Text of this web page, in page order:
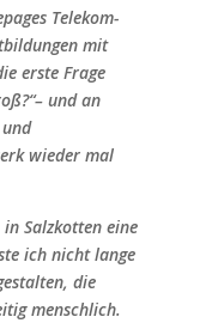
Telekom-
mit
erste Frage
und an
wieder mal
Salzkotten eine
ich nicht lange
die
menschlich.